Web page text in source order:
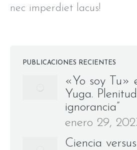
nec imperdiet lacus!
PUBLICACIONES RECIENTES
«Yo soy Tu»
Yuga.
ignorancia”
enero 29,
Ciencia